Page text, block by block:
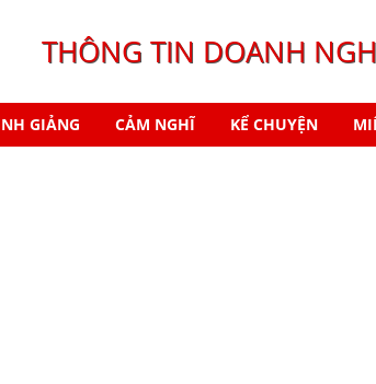
THÔNG TIN DOANH
GIẢNG CẢM NGHĨ KỂ CHUYỆN